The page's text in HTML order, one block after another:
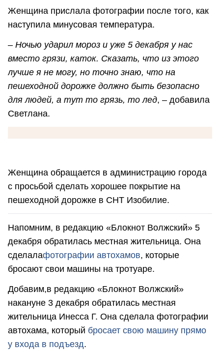
Женщина прислала фотографии после того, как
наступила минусовая температура.
– Ночью ударил мороз и уже 5 декабря у нас
вместо грязи, каток. Сказать, что из этого
лучше я не могу, но точно знаю, что на
пешеходной дорожке должно быть безопасно
для людей, а тут то грязь, то лед, – добавила
Светлана.
Женщина обращается в администрацию города
с просьбой сделать хорошее покрытие на
пешеходной дорожке в СНТ Изобилие.
Напомним, в редакцию «Блокнот Волжский» 5
декабря обратилась местная жительница. Она
сделалафотографии автохамов, которые
бросают свои машины на тротуаре.
Добавим,в редакцию «Блокнот Волжский»
накануне 3 декабря обратилась местная
жительница Инесса Г. Она сделала фотографии
автохама, который бросает свою машину прямо
у входа в подъезд.